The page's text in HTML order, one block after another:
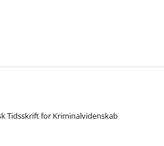
Tidsskrift for Kriminalvidenskab